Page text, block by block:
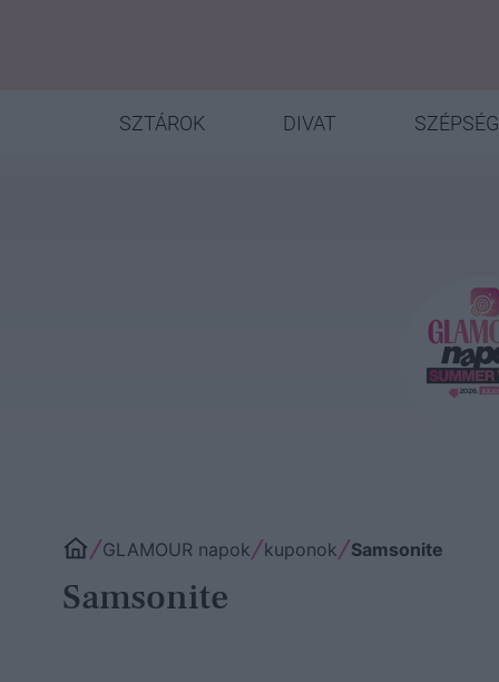
SZTÁROK DIVAT SZÉPSÉG
GLAMOUR napok kuponok Samsonite
Samsonite